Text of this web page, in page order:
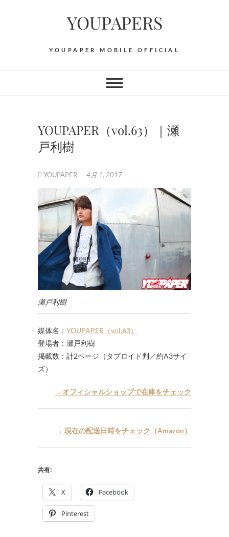
YOUPAPERS
YOUPAPER MOBILE OFFICIAL
YOUPAPER（vol.63）｜瀬
戸利樹
YOUPAPER 4月 1, 2017
瀬戸利樹
媒体名： YOUPAPER（vol.63）
登場者：瀬戸利樹
掲載数：計2ページ（タブロイド判／約A3サイ
ズ）
→オフィシャルショップで在庫をチェック
→ 現在の配送日時をチェック（Amazon）
共有:
X Facebook
Pinterest